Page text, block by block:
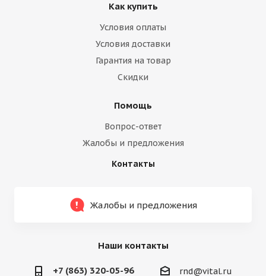
Как купить
Условия оплаты
Условия доставки
Гарантия на товар
Скидки
Помощь
Вопрос-ответ
Жалобы и предложения
Контакты
Жалобы и предложения
Наши контакты
+7 (863) 320-05-96 rnd@vital.ru